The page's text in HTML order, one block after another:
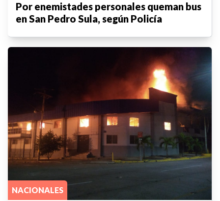
Por enemistades personales queman bus
en San Pedro Sula, según Policía
NACIONALES